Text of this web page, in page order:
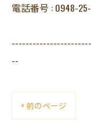
電話番号 : 0948-25-
--
< 前のページ